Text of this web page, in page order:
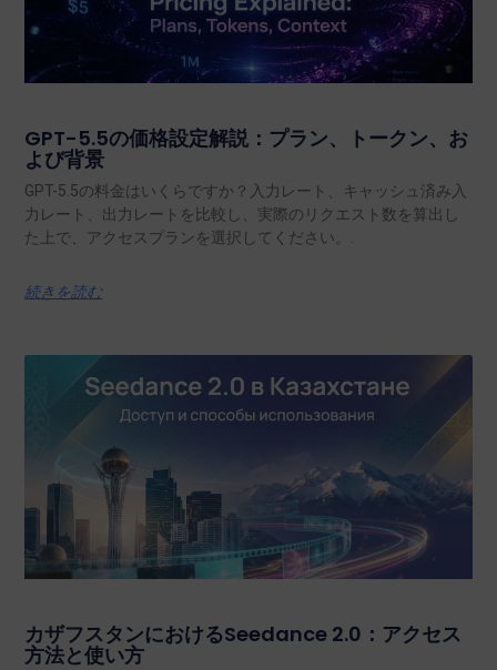
GPT-5.5の価格設定解説：プラン、トークン、お
よび背景
GPT-5.5の料金はいくらですか？入力レート、キャッシュ済み入
力レート、出力レートを比較し、実際のリクエスト数を算出し
た上で、アクセスプランを選択してください。.
続きを読む
カザフスタンにおけるSeedance 2.0：アクセス
方法と使い方